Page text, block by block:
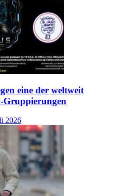
eine der weltweit
Gruppierungen
2026